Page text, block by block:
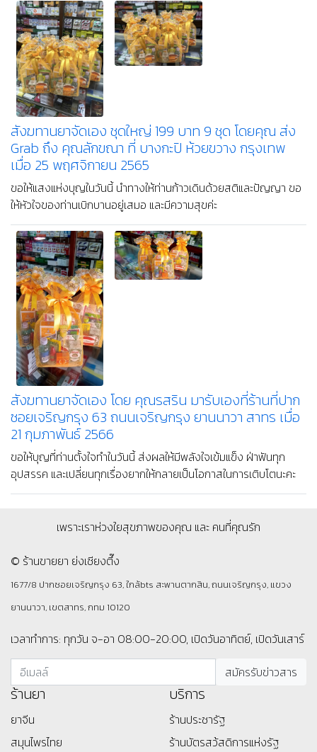
สังฆทานยาจัดเอง ชุดใหญ่ 199 บาท 9 ชุด โดยคุณ ส่ง
Grab ถึง คุณลักขณา ที่ บางกะปิ ห้วยขวาง กรุงเทพ
เมื่อ 25 พฤศจิกายน 2565
ขอให้แสงแห่งบุญในวันนี้ นำทางให้ท่านก้าวเดินด้วยสติและปัญญา ขอ
ให้หัวใจของท่านเบิกบานอยู่เสมอ และมีความสุขค่ะ
สังฆทานยาจัดเอง โดย คุณรสริน มารับเองที่ร้านที่ปาก
ซอยเจริญกรุง 63 ถนนเจริญกรุง ยานนาวา สาทร เมื่อ
21 กุมภาพันธ์ 2566
ขอให้บุญที่ท่านตั้งใจทำในวันนี้ ส่งผลให้มีพลังใจเข้มแข็ง ฝ่าฟันทุก
อุปสรรค และเปลี่ยนทุกเรื่องยากให้กลายเป็นโอกาสในการเติบโตนะคะ
เพราะเราห่วงใยสุขภาพของคุณ และ คนที่คุณรัก
© ร้านขายยา ย่งเชียงตึ๊ง
1677/8 ปากซอยเจริญกรุง 63, ใกล้bts สะพานตากสิน, ถนนเจริญกรุง, แขวง
ยานนาวา, เขตสาทร, กทม 10120
เวลาทำการ: ทุกวัน จ-อา 08:00-20:00, เปิดวันอาทิตย์, เปิดวันเสาร์
ร้านยา
ยาจีน
สมุนไพรไทย
บริการ
ร้านประชารัฐ
ร้านบัตรสว้สดิการแห่งรัฐ